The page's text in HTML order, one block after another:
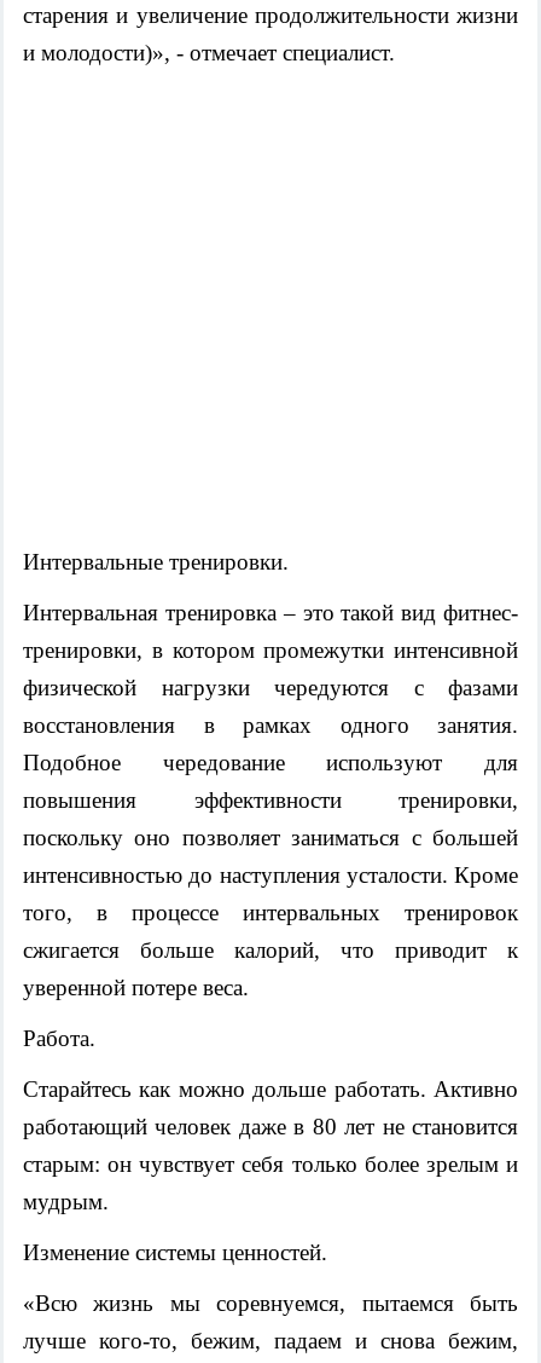
старения и увеличение продолжительности жизни
и молодости)», - отмечает специалист.
Интервальные тренировки.
Интервальная тренировка – это такой вид фитнес-
тренировки, в котором промежутки интенсивной
физической нагрузки чередуются с фазами
восстановления в рамках одного занятия.
Подобное чередование используют для
повышения эффективности тренировки,
поскольку оно позволяет заниматься с большей
интенсивностью до наступления усталости. Кроме
того, в процессе интервальных тренировок
сжигается больше калорий, что приводит к
уверенной потере веса.
Работа.
Старайтесь как можно дольше работать. Активно
работающий человек даже в 80 лет не становится
старым: он чувствует себя только более зрелым и
мудрым.
Изменение системы ценностей.
«Всю жизнь мы соревнуемся, пытаемся быть
лучше кого-то, бежим, падаем и снова бежим,